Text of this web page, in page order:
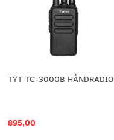
TYT TC-3000B HÅNDRADIO
895,00